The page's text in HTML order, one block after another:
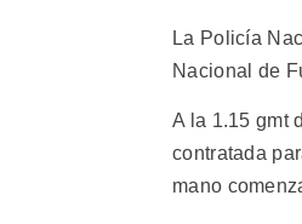
La Policía
Nacional de
A la 1.15 gmt
contratada
mano